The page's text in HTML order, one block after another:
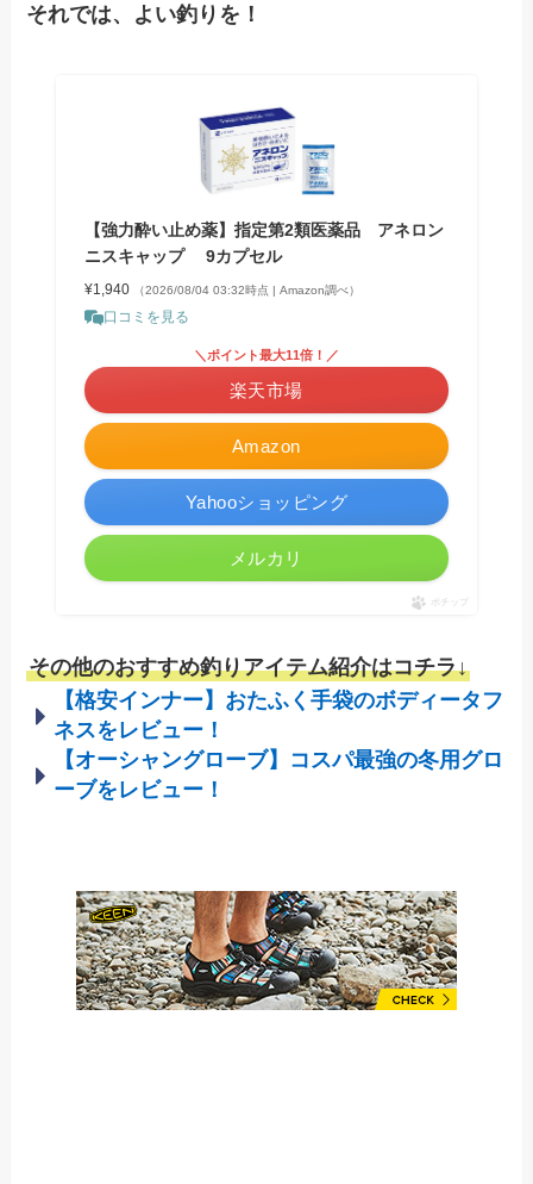
それでは、よい釣りを！
【強力酔い止め薬】指定第2類医薬品 アネロン
ニスキャップ 9カプセル
¥1,940 （2026/08/04 03:32時点 | Amazon調べ）
口コミを見る
Amazon
＼ポイント最大11倍！／
楽天市場
Yahooショッピング
メルカリ
ポチップ
その他のおすすめ釣りアイテム紹介はコチラ↓
【格安インナー】おたふく手袋のボディータフ
ネスをレビュー！
【オーシャングローブ】コスパ最強の冬用グロ
ーブをレビュー！